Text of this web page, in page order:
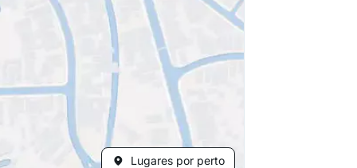
Lugares por perto